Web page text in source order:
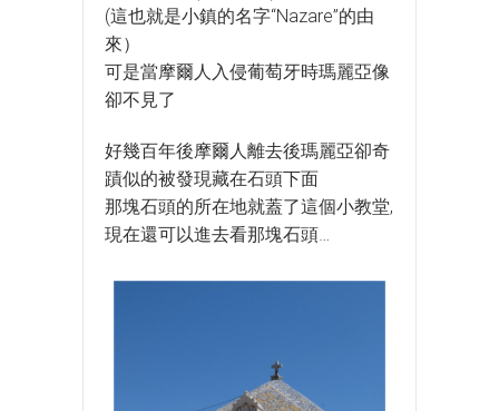
(這也就是小鎮的名字“Nazare”的由
來）
可是當摩爾人入侵葡萄牙時瑪麗亞像
卻不見了
好幾百年後摩爾人離去後瑪麗亞卻奇
蹟似的被發現藏在石頭下面
那塊石頭的所在地就蓋了這個小教堂,
現在還可以進去看那塊石頭…